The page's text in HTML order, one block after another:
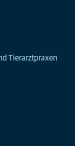
Tierarztpraxen